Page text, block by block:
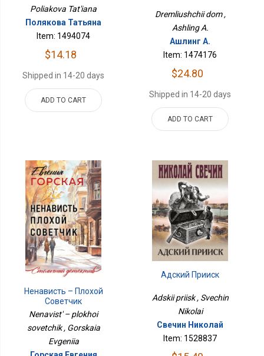
Poliakova Tat'iana
Полякова Татьяна
Item: 1494074
$14.18
Shipped in 14-20 days
ADD TO CART
Dremliushchii dom ,
Ashling A.
Ашлинг А.
Item: 1474176
$24.80
Shipped in 14-20 days
ADD TO CART
Ненависть – Плохой
Советчик
Nenavist' – plokhoi
sovetchik , Gorskaia
Evgeniia
Адский Прииск
Adskii priisk , Svechin
Nikolai
Свечин Николай
Item: 1528837